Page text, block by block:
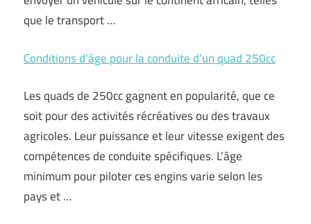
que le transport …
Conditions d’âge pour la conduite d’un quad 250cc
Les quads de 250cc gagnent en popularité, que ce
soit pour des activités récréatives ou des travaux
agricoles. Leur puissance et leur vitesse exigent des
compétences de conduite spécifiques. L’âge
minimum pour piloter ces engins varie selon les
pays et …